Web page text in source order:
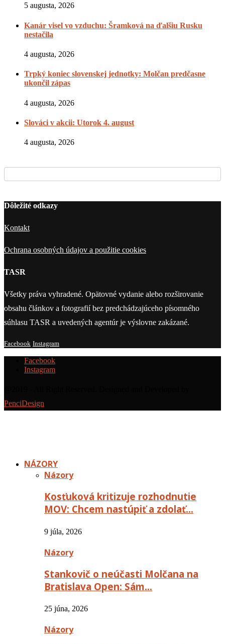
5 augusta, 2026
Kanár visel vo vzduchu: Šramková na ďalšiu Rusku
nestačila
4 augusta, 2026
Trpký koniec slovenskej jednotky: Molčan predčasne
ukončil zápas
4 augusta, 2026
Slováci v akcii: Utorok 4. august
4 augusta, 2026
Dôležité odkazy
Kontakt
Ochrana osobných údajov a použitie cookies
TASR
Všetky práva vyhradené. Opätovné vydanie alebo rozširovanie
obsahu článkov a fotografií bez predchádzajúceho písomného
súhlasu TASR a uvedených agentúr je výslovne zakázané.
Facebook Instagram
Facebook
Instagram
PenciDesign
NÁZORY
Názory
Kosťuková kritizuje rozhodnutie
MOV: Chcem nastúpiť a zdolať…
9 júla, 2026
Názory
Stankovič o neúčasti Molčana na
Bratislava Open: Sám…
25 júna, 2026
Názory